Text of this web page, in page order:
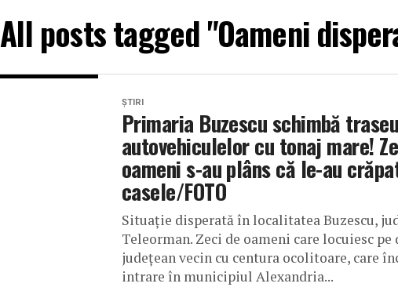
All posts tagged "Oameni
ȘTIRI
Primaria Buzescu schimbă
autovehiculelor cu tonaj mare!
oameni s-au plâns că le-au
casele/FOTO
Situație disperată în localitatea Buzescu,
Teleorman. Zeci de oameni care locuiesc
județean vecin cu centura ocolitoare, care
intrare în municipiul Alexandria...